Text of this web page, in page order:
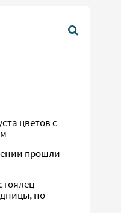
цветов с
прошли
но